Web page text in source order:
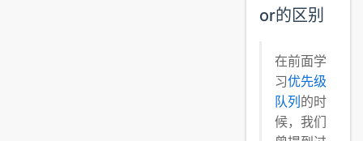
or的区别
在前面学
习优先级
队列的时
候，我们